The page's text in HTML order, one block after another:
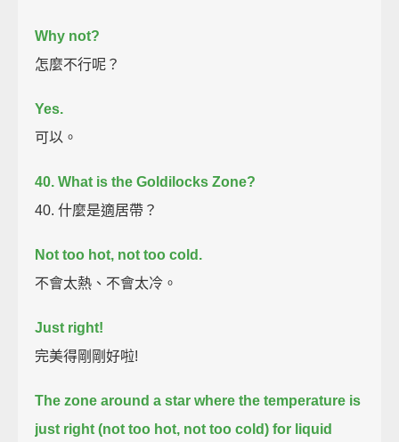
Why not?
怎麼不行呢？
Yes.
可以。
40. What is the Goldilocks Zone?
40. 什麼是適居帶？
Not too hot, not too cold.
不會太熱、不會太冷。
Just right!
完美得剛剛好啦!
The zone around a star where the temperature is
just right (not too hot, not too cold) for liquid